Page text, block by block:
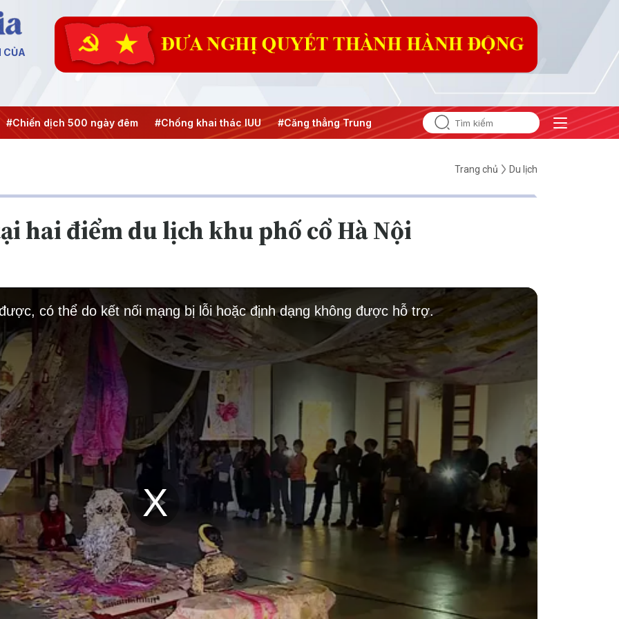
CỦA
500 ngày đêm #Chống khai thác IUU #Căng thẳng Trung Đông #An ninh năng lượng #Bảo vệ nền tảng tư tưởng
Trang chủ Du lịch
hai điểm du lịch khu phố cổ Hà Nội
Play
Video
có thể do kết nối mạng bị lỗi hoặc định dạng không được hỗ trợ.